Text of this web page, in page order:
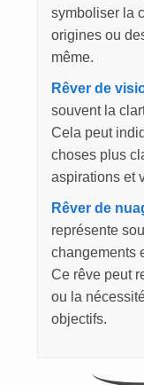
symboliser la
origines ou
même.
Rêver de
souvent la
Cela peut
choses plus
aspirations et
Rêver de
représente
changements
Ce rêve peut
ou la
objectifs.